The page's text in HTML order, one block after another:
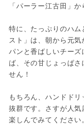
「パーラー江古田」
特に、たっぷりのハ
スト」は、朝から元
パンと香ばしいチー
ば、その甘じょっぱ
せん！
もちろん、ハンドド
抜群です。さすが人
楽しんでみてください。